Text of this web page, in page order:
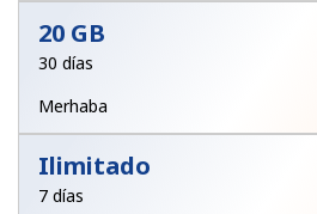
20 GB
30 días
Merhaba
Ilimitado
7 días